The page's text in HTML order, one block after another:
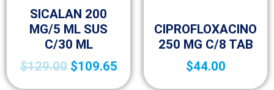
SICALAN 200
MG/5 ML SUS
C/30 ML
$129.00 $109.65
CIPROFLOXACINO
250 MG C/8 TAB
$44.00